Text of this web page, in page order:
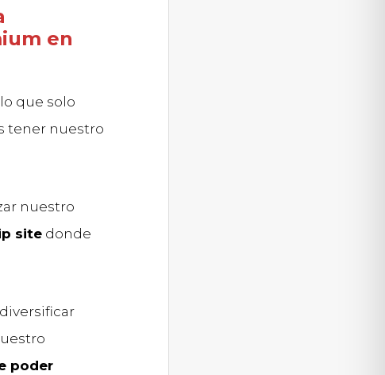
en
que solo
tener nuestro
nuestro
site donde
poder